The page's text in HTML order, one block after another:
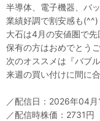
半導体、電子機器、バ
業績好調で割安感も(^^)
大石は4月の安値圏で先
保有の方はおめでとう
次のオススメは『バブ
来週の買い付けに間に
／配信日：2026年04月
／配信時株価：2731円